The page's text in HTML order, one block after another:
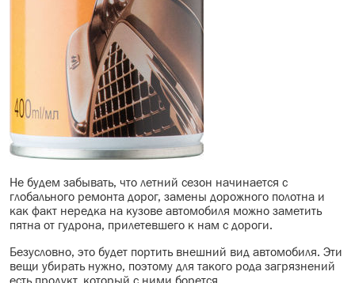
Не будем забывать, что летний сезон начинается с
глобального ремонта дорог, замены дорожного полотна и
как факт нередка на кузове автомобиля можно заметить
пятна от гудрона, прилетевшего к нам с дороги.
Безусловно, это будет портить внешний вид автомобиля. Эти
вещи убирать нужно, поэтому для такого рода загрязнений
есть продукт, который с ними борется.